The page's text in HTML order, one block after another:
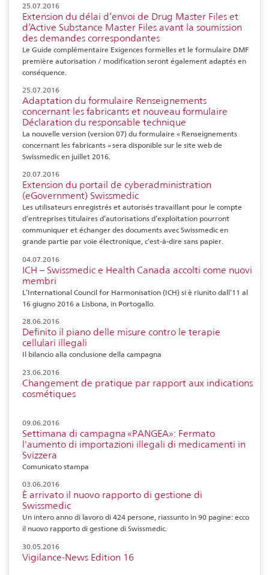
25.07.2016
Extension du délai d’envoi de Drug Master Files et
d’Active Substance Master Files avant la soumission
des demandes correspondantes
Le Guide complémentaire Exigences formelles et le formulaire DMF
première autorisation / modification seront également adaptés en
conséquence.
25.07.2016
Adaptation du formulaire Renseignements
concernant les fabricants et nouveau formulaire
Déclaration du responsable technique
La nouvelle version (version 07) du formulaire « Renseignements
concernant les fabricants » sera disponible sur le site web de
Swissmedic en juillet 2016.
20.07.2016
Extension du portail de cyberadministration
(eGovernment) Swissmedic
Les utilisateurs enregistrés et autorisés travaillant pour le compte
d’entreprises titulaires d’autorisations d’exploitation pourront
communiquer et échanger des documents avec Swissmedic en
grande partie par voie électronique, c’est-à-dire sans papier.
04.07.2016
ICH – Swissmedic e Health Canada accolti come nuovi
membri
L’International Council for Harmonisation (ICH) si è riunito dall’11 al
16 giugno 2016 a Lisbona, in Portogallo.
28.06.2016
Definito il piano delle misure contro le terapie
cellulari illegali
Il bilancio alla conclusione della campagna
23.06.2016
Changement de pratique par rapport aux indications
cosmétiques
09.06.2016
Settimana di campagna «PANGEA»: Fermato
l'aumento di importazioni illegali di medicamenti in
Svizzera
Comunicato stampa
03.06.2016
È arrivato il nuovo rapporto di gestione di
Swissmedic
Un intero anno di lavoro di 424 persone, riassunto in 90 pagine: ecco
il nuovo rapporto di gestione di Swissmedic.
30.05.2016
Vigilance-News Edition 16